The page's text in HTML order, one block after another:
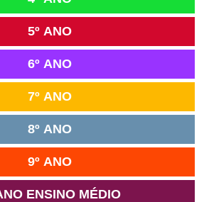
5º ANO
6º ANO
7º ANO
8º ANO
9º ANO
ENSINO MÉDIO